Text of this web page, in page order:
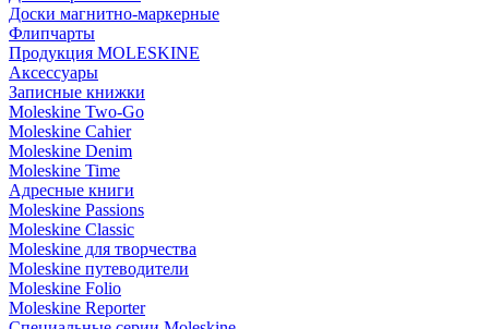
Доски магнитно-маркерные
Флипчарты
Продукция MOLESKINE
Аксессуары
Записные книжки
Moleskine Two-Go
Moleskine Cahier
Moleskine Denim
Moleskine Time
Адресные книги
Moleskine Passions
Moleskine Classic
Moleskine для творчества
Moleskine путеводители
Moleskine Folio
Moleskine Reporter